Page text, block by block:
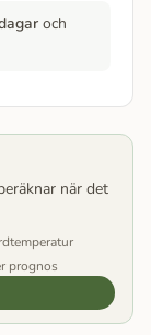
och
när det
prognos